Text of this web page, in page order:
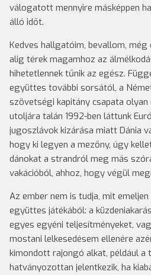
válogatott mennyire másképpen
álló időt.
Kedves hallgatóim, bevallom,
alig térek magamhoz az
hihetetlennek tűnik az egész.
együttes további sorsától, a
szövetségi kapitány csapata
utoljára talán 1992-ben láttunk
jugoszlávok kizárása miatt Dánia
hogy ki legyen a mezőny, úgy
dánokat a strandról meg más
vakációból, ahhoz, hogy végül
Az ember nem is tudja, mit
együttes játékából: a
egyes egyéni teljesítményeket,
mostani lelkesedésem ellenére
kimondott rajongó alkat, például a
hatványozottan jelentkezik, ha